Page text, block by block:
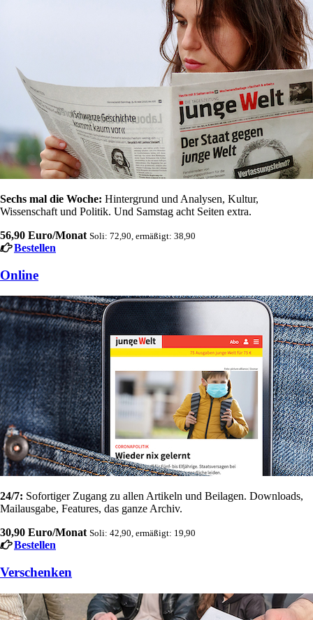
Sechs mal die Woche: Hintergrund und Analysen, Kultur,
Wissenschaft und Politik. Und Samstag acht Seiten extra.
56,90 Euro/Monat Soli: 72,90, ermäßigt: 38,90
Bestellen
Online
24/7: Sofortiger Zugang zu allen Artikeln und Beilagen. Downloads,
Mailausgabe, Features, das ganze Archiv.
30,90 Euro/Monat Soli: 42,90, ermäßigt: 19,90
Bestellen
Verschenken